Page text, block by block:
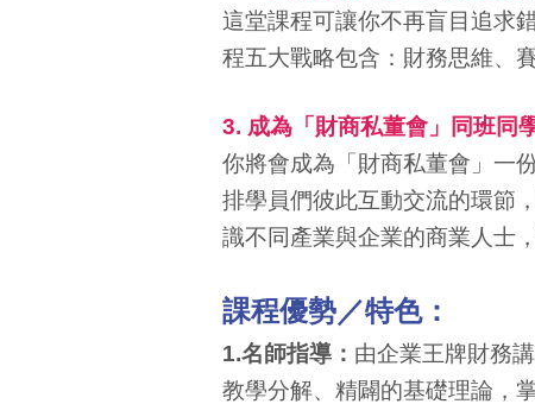
這堂課程可讓你不再盲目追求
程五大戰略包含：財務思維、
3. 成為「財商私董會」同班同
你將會成為「財商私董會」一
排學員們彼此互動交流的環節
識不同產業與企業的商業人士
課程優勢／特色：
1.名師指導： 由企業王牌財務
教學分解、精闢的基礎理論，